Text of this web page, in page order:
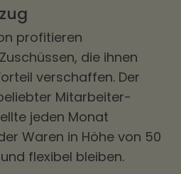
profitieren
die ihnen
verschaffen. Der
Mitarbeiter-
jeden Monat
Waren in Höhe von 50
flexibel bleiben.